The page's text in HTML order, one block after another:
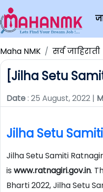
Maha NMK सर्व जाहिराती
[Jilha Setu
Date: 25 August, 2022 |
Jilha Setu
Jilha Setu Samiti
is www.ratnagiri.gov.in.
Bharti 2022, Jilha Setu